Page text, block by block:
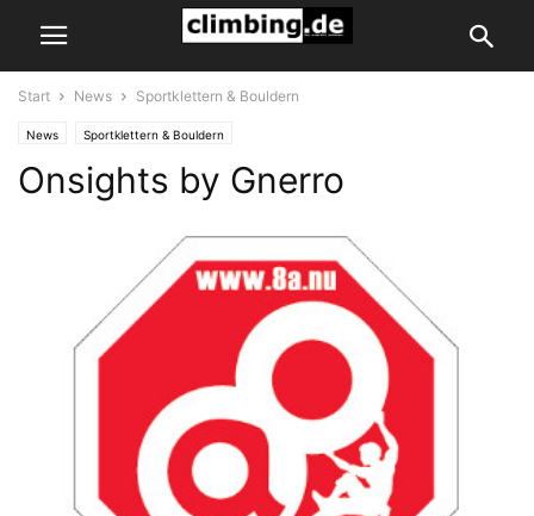
Start News Sportklettern & Bouldern
News Sportklettern & Bouldern
Onsights by Gnerro